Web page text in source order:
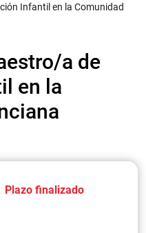
Infantil en la Comunidad
a de
en la
Plazo finalizado